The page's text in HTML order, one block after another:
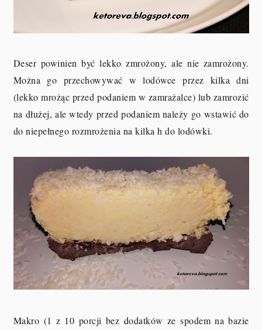
Deser powinien być lekko zmrożony, ale nie zamrożony.
Można go przechowywać w lodówce przez kilka dni
(lekko mrożąc przed podaniem w zamrażalce) lub zamrozić
na dłużej, ale wtedy przed podaniem należy go wstawić do
do niepełnego rozmrożenia na kilka h do lodówki.
Makro (1 z 10 porcji bez dodatków ze spodem na bazie